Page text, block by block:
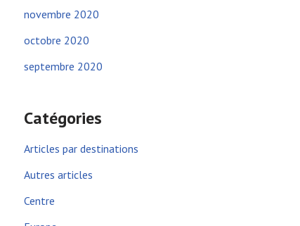
novembre 2020
octobre 2020
septembre 2020
Catégories
Articles par destinations
Autres articles
Centre